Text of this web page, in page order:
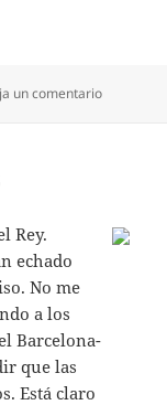
un comentarioen Al rico
Rey.
echado
No me
a los
Barcelona-
que las
Está claro